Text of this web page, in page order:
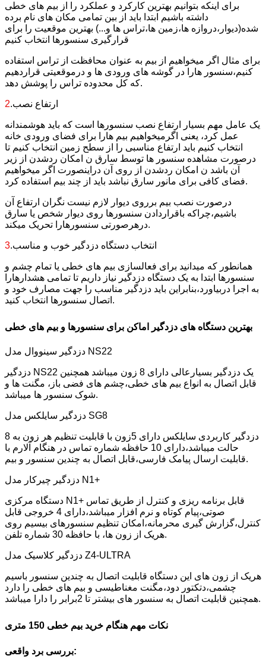
برای اینکه بتوانیم بهترین کارکرد و عملکرد را از بیم های خطی
داشته باشیم ابتدا باید از بین تمامی مکان های نام برده
شده(دیوار،دروازه ها،زمین ها،تراس ها و...) بهترین موقعیت را برای
برای مثال اگر میخواهیم از بیم به عنوان محافظت از تراس استفاده
کنیم،سنسور هارا در گوشه های ورودی ها و درموقعیتی قراردهیم
که کل محدوده تراس را پوشش دهد.
2
یک عامل مهم بسیار ارتفاع نصب سنسورها است که باید هوشمندانه
عمل کرد، یعنی اگرمیخواهیم بیم هارا برای فضای ورودی خانه
انتخاب کنیم باید ارتفاع مناسبی را از سطح زمین انتخاب کنیم تا
درصورت مشاهده سنسور ها توسط سارق ن امکان ردشدن از زیر
آن باشد ن امکان ردشدن از روی آن دراینصورت اگر میخواهیم
فضای کافی برای مانور سارق نباشد باید از چند بیم استفاده کرد.
درصورت نصب بیم برروی دیوار لازم نیست نگران ارتفاع آن
باشیم،چراکه باقراردادن سنسورها روی دیوار شخص یا سارق
درهرصورتی سنسورهارا تحریک میکند.
3
همانطور که میدانید برای فعالسازی بیم های خطی یا تمام چشم و
سنسورها ابتدا به یک دستگاه دزدگیر نیاز داریم تا تمامی هشدارهارا
به اجرا دربیاورد،بنابراین باید دزدگیر مناسب را جهت مصارف خود و
اتصال سنسورها انتخاب کنید.
دزدگیر سینووال مدل NS22
دزدگیر NS22 یک دزدگیر بسیارعالی دارای 8 زون میباشد همچنین
قابل اتصال به انواع بیم های خطی،چشم های فضی باز، مگنت ها و
شوک سنسور ها میباشد.
دزدگیر سایلکس مدل SG8
دزدگیر کاربردی سایلکس دارای 5زون با قابلیت تنظیم هر زون به 8
حالت میباشد،دارای 10 حافظه شماره تماس در هنگام آلارم با
قابلیت ارسال پیامک فارسی،قابل اتصال به چندین سنسور و بیم.
دزدگیر چیرکار مدل N1+
دستگاه مرکزی N1+ قابل برنامه ریزی و کنترل از طریق تماس
صوتی،پیام کوتاه و نرم افزار میباشد،دارای 4 خروجی قابل
کنترل،گزارش گیری محرمانه،امکان تنظیم سنسورهای بیسیم روی
هریک از زون ها، با حافظه 30 شماره تلفن.
دزدگیر کلاسیک مدل Z4-ULTRA
هریک از زون های این دستگاه قابلیت اتصال به چندین سنسور باسیم
چشمی،دتکتور دود،مگنت مغناطیسی و بیم های خطی را دارد
همچنین قابلیت اتصال به سنسور های بیشتر تا 2برابر را دارا میباشد.
نکات مهم هنگام خرید بیم خطی 150 متری
بررسی برد واقعی: